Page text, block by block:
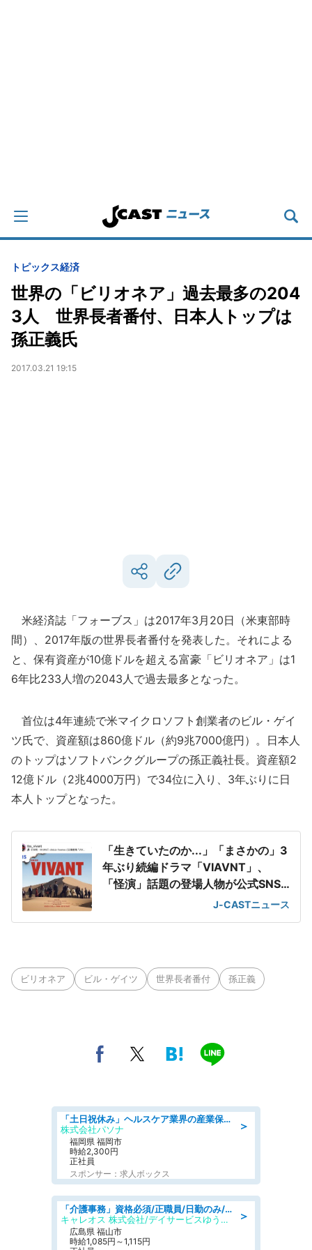
トピックス経済
世界の「ビリオネア」過去最多の204
3人 世界長者番付、日本人トップは
孫正義氏
2017.03.21 19:15
米経済誌「フォーブス」は2017年3月20日（米東部時
間）、2017年版の世界長者番付を発表した。それによる
と、保有資産が10億ドルを超える富豪「ビリオネア」は1
6年比233人増の2043人で過去最多となった。
首位は4年連続で米マイクロソフト創業者のビル・ゲイ
ツ氏で、資産額は860億ドル（約9兆7000億円）。日本人
のトップはソフトバンクグループの孫正義社長。資産額2
12億ドル（2兆4000万円）で34位に入り、3年ぶりに日
本人トップとなった。
「生きていたのか...」「まさかの」3
年ぶり続編ドラマ「VIAVNT」、
「怪演」話題の登場人物が公式SNS
J-CASTニュース
ビリオネア ビル・ゲイツ 世界長者番付 孫正義
＞
「土日祝休み」ヘルスケア業界の産業保健師/高時給/未経験OK/要資格:保健師、正看護師
株式会社パソナ
福岡県 福岡市
時給2,300円
正社員
スポンサー：求人ボックス
＞
「介護事務」資格必須/正職員/日勤のみ/デイサービス
キャレオス 株式会社/デイサービスゆうゆう南本庄
広島県 福山市
時給1,085円～1,115円